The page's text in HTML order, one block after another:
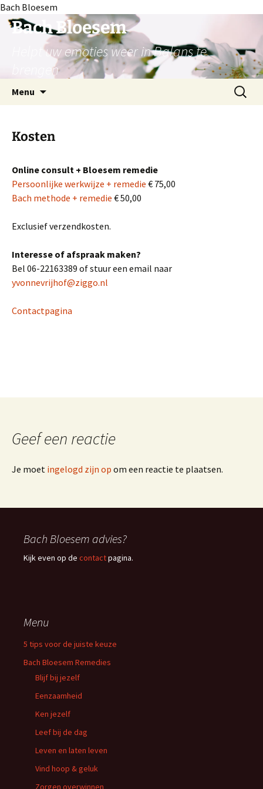
Bach Bloesem
GaBach Bloesem
Helpt uw emoties weer in Balans te
brengen
Menu
Zoeken
naar:
Kosten
Online consult + Bloesem remedie
Persoonlijke werkwijze + remedie € 75,00
Bach methode + remedie € 50,00
Exclusief verzendkosten.
Interesse of afspraak maken?
Bel 06-22163389 of stuur een email naar
yvonnevrijhof@ziggo.nl
Contactpagina
Geef een reactie
Je moet ingelogd zijn op om een reactie te plaatsen.
Bach Bloesem advies?
Kijk even op de contactpagina.
Menu
5 tips voor de juiste keuze
Bach Bloesem Remedies
Blijf bij jezelf
Eenzaamheid
Ken jezelf
Leef bij de dag
Leven en laten leven
Vind hoop & geluk
Zorgen overwinnen